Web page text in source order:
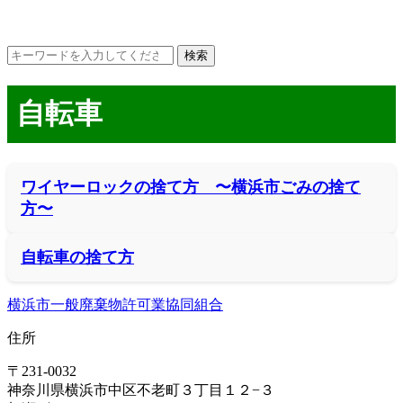
自転車
ワイヤーロックの捨て方 〜横浜市ごみの捨て
方〜
自転車の捨て方
横浜市一般廃棄物許可業協同組合
住所
〒231-0032
神奈川県横浜市中区不老町３丁目１２−３